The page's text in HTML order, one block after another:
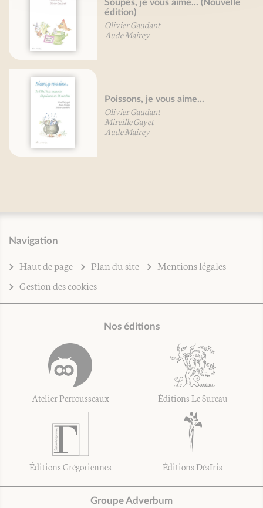
Soupes, je vous aime... (Nouvelle
édition)
Olivier Gaudant
Aude Mairey
Poissons, je vous aime...
Olivier Gaudant
Mireille Gayet
Aude Mairey
Navigation
Haut de page Plan du site
Mentions légales
Gestion des cookies
Nos éditions
Atelier Perrousseaux Éditions Le Sureau
Éditions Grégoriennes Éditions DésIris
Groupe Adverbum